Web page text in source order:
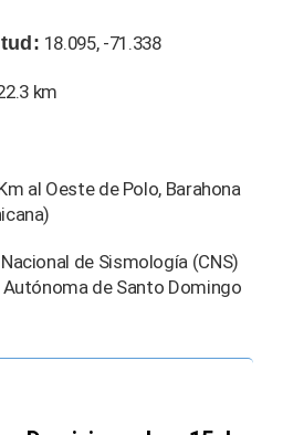
18.095, -71.338
km
al Oeste de Polo, Barahona
de Sismología (CNS)
de Santo Domingo